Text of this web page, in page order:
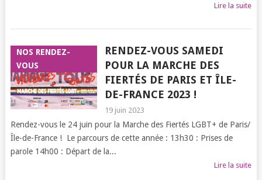
Lire la suite
NOS RENDEZ-
VOUS
RENDEZ-VOUS SAMEDI
POUR LA MARCHE DES
FIERTÉS DE PARIS ET ÎLE-
DE-FRANCE 2023 !
19 juin 2023
Rendez-vous le 24 juin pour la Marche des Fiertés LGBT+ de Paris/
Île-de-France ! Le parcours de cette année : 13h30 : Prises de
parole 14h00 : Départ de la...
Lire la suite